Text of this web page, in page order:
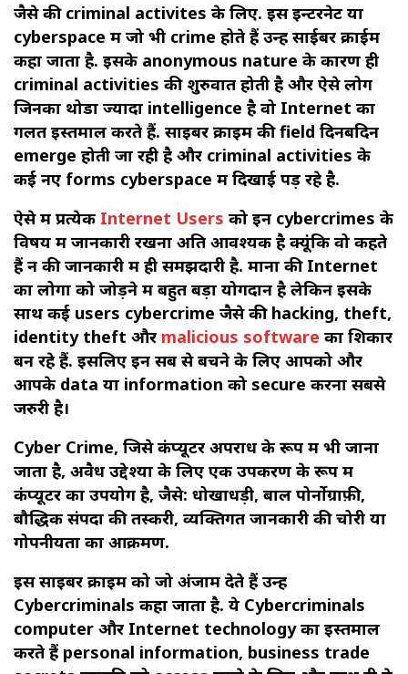
जैसे की criminal activites के लिए. इस इन्टरनेट या
cyberspace में जो भी crime होते हैं उन्हें साईबर क्राईम
कहा जाता है. इसके anonymous nature के कारण ही
criminal activities की शुरुवात होती है और ऐसे लोग
जिनका थोडा ज्यादा intelligence है वो Internet का
गलत इस्तमाल करते हैं. साइबर क्राइम की field दिनबदिन
emerge होती जा रही है और criminal activities के
कई नए forms cyberspace में दिखाई पड़ रहे है.
ऐसे में प्रत्येक Internet Users को इन cybercrimes के
विषय में जानकारी रखना अति आवश्यक है क्यूंकि वो कहते
हैं न की जानकारी में ही समझदारी है. माना की Internet
का लोगों को जोड़ने में बहुत बड़ा योगदान है लेकिन इसके
साथ कई users cybercrime जैसे की hacking, theft,
identity theft और malicious software का शिकार
बन रहे हैं. इसलिए इन सब से बचने के लिए आपको और
आपके data या information को secure करना सबसे
जरुरी है।
Cyber Crime, जिसे कंप्यूटर अपराध के रूप में भी जाना
जाता है, अवैध उद्देश्यों के लिए एक उपकरण के रूप में
कंप्यूटर का उपयोग है, जैसे: धोखाधड़ी, बाल पोर्नोग्राफ़ी,
बौद्धिक संपदा की तस्करी, व्यक्तिगत जानकारी की चोरी या
गोपनीयता का आक्रमण.
इस साइबर क्राइम को जो अंजाम देते हैं उन्हें
Cybercriminals कहा जाता है. ये Cybercriminals
computer और Internet technology का इस्तमाल
करते हैं personal information, business trade